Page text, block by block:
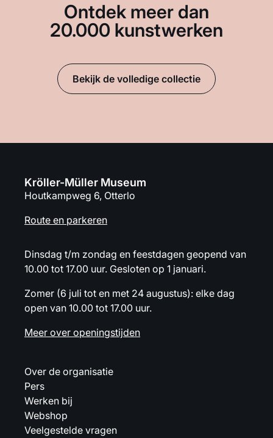
Ontdek meer dan
20.000 kunstwerken
Bekijk de volledige collectie
Kröller-Müller Museum
Houtkampweg 6, Otterlo
Route en parkeren
Dinsdag t/m zondag en feestdagen geopend van
10.00 tot 17.00 uur. Gesloten op 1 januari.
Zomer (6 juli tot en met 24 augustus): elke dag
open van 10.00 tot 17.00 uur.
Meer over openingstijden
Over de organisatie
Pers
Werken bij
Webshop
Veelgestelde vragen